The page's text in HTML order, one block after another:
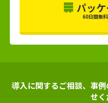
パッ
60日間無
導入に関するご相談、事
せ